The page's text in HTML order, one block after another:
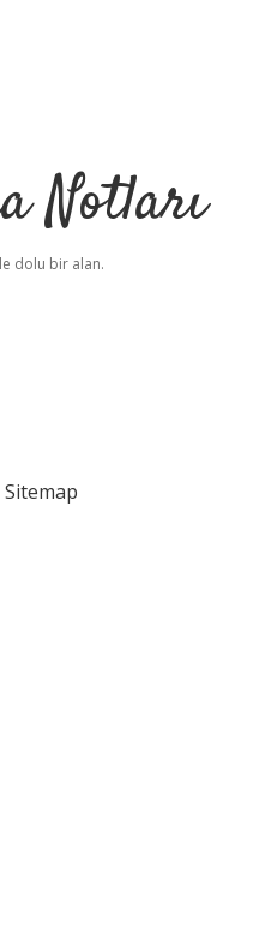
Notları
dolu bir alan.
Sitemap